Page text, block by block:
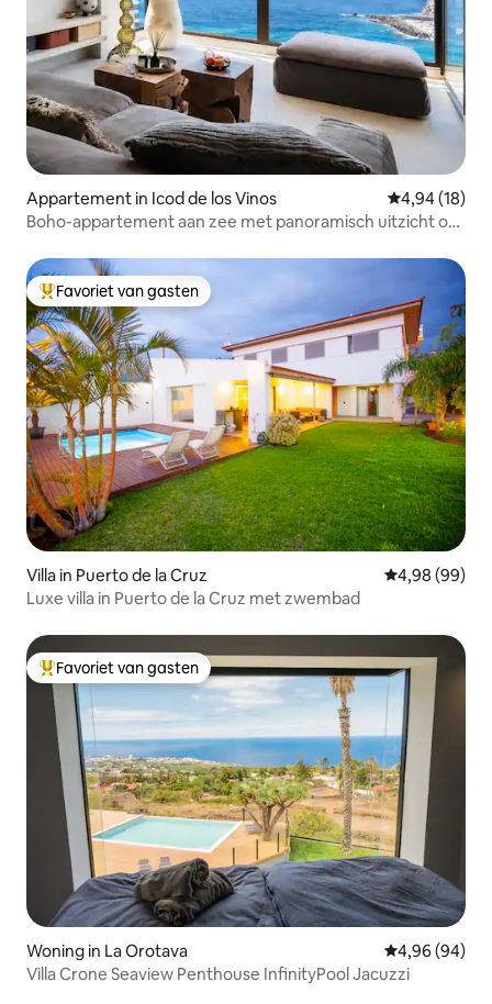
Appartement in Icod de los Vinos Gemiddelde
4,94 (18)
Boho-appartement aan zee met panoramisch uitzicht op
Topfavoriet van gasten
Favoriet van gasten
Villa in Puerto de la Cruz Gemiddelde
4,98 (99)
Luxe villa in Puerto de la Cruz met zwembad
Topfavoriet van gasten
Favoriet van gasten
Woning in La Orotava Gemiddelde
4,96 (94)
Villa Crone Seaview Penthouse InfinityPool Jacuzzi